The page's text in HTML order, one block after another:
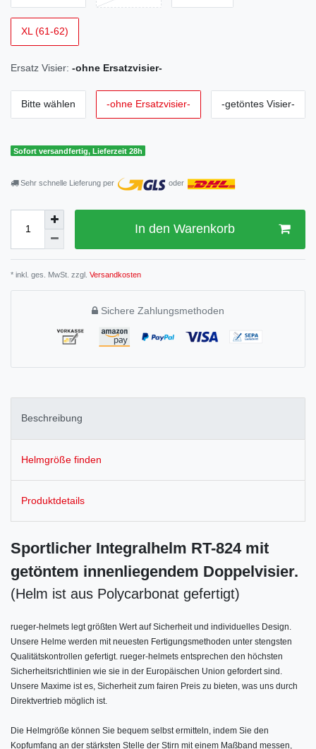
XL (61-62)
Ersatz Visier: -ohne Ersatzvisier-
Bitte wählen -ohne Ersatzvisier- -getöntes Visier-
Sofort versandfertig, Lieferzeit 28h
Sehr schnelle Lieferung per oder
In den Warenkorb
* inkl. ges. MwSt. zzgl. Versandkosten
Sichere Zahlungsmethoden
Beschreibung
Helmgröße finden
Produktdetails
Sportlicher Integralhelm RT-824 mit
getöntem innenliegendem Doppelvisier.
(Helm ist aus Polycarbonat gefertigt)
rueger-helmets legt größten Wert auf Sicherheit und individuelles Design.
Unsere Helme werden mit neuesten Fertigungsmethoden unter stengsten
Qualitätskontrollen gefertigt. rueger-helmets entsprechen den höchsten
Sicherheitsrichtlinien wie sie in der Europäischen Union gefordert sind.
Unsere Maxime ist es, Sicherheit zum fairen Preis zu bieten, was uns durch
Direktvertrieb möglich ist.
Die Helmgröße können Sie bequem selbst ermitteln, indem Sie den
Kopfumfang an der stärksten Stelle der Stirn mit einem Maßband messen,